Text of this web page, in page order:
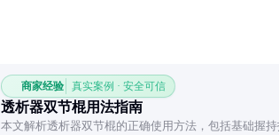
商家经验 真实案例 · 安全可信
透析器双节棍用法指南
本文解析透析器双节棍的正确使用方法，包括基础握